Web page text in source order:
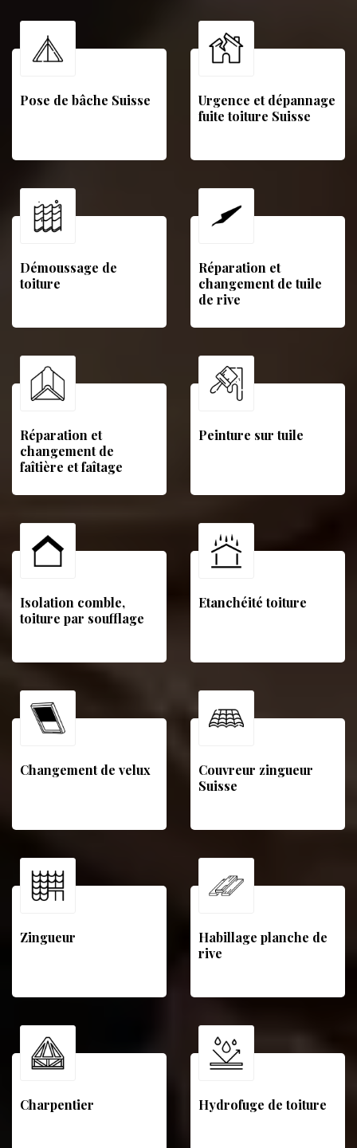
Pose de bâche Suisse
Urgence et dépannage
fuite toiture Suisse
Démoussage de
toiture
Réparation et
changement de tuile
de rive
Réparation et
changement de
faîtière et faîtage
Peinture sur tuile
Isolation comble,
toiture par soufflage
Etanchéité toiture
Changement de velux
Couvreur zingueur
Suisse
Zingueur
Habillage planche de
rive
Charpentier Hydrofuge de toiture